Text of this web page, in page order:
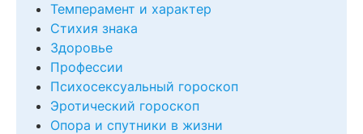
Темперамент и характер
Стихия знака
Здоровье
Профессии
Психосексуальный гороскоп
Эротический гороскоп
Опора и спутники в жизни